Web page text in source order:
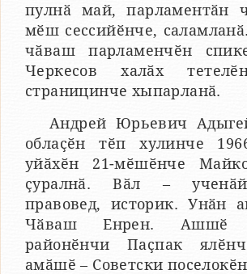
пулнӑ май, парламентӑн
мӗш сессийӗнче,
чӑваш парламенчӗн
Черкесов халӑх
страницинче хыпарланӑ.
Андрей Юрьевич
облаҫӗн тӗп хулинче
уйӑхӗн 21-мӗшӗнче
ҫуралнӑ. Вӑл – ученӑй-
правовед, историк. Унӑн
Чӑваш Енрен. Ашшӗ
районӗнчи Паҫпак
амӑшӗ – Советски